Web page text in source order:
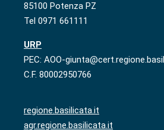
85100 Potenza PZ
Tel 0971 661111
URP
PEC: AOO-
C.F. 80002950766
regione.basilicata.it
agr.regione.basilicata.it